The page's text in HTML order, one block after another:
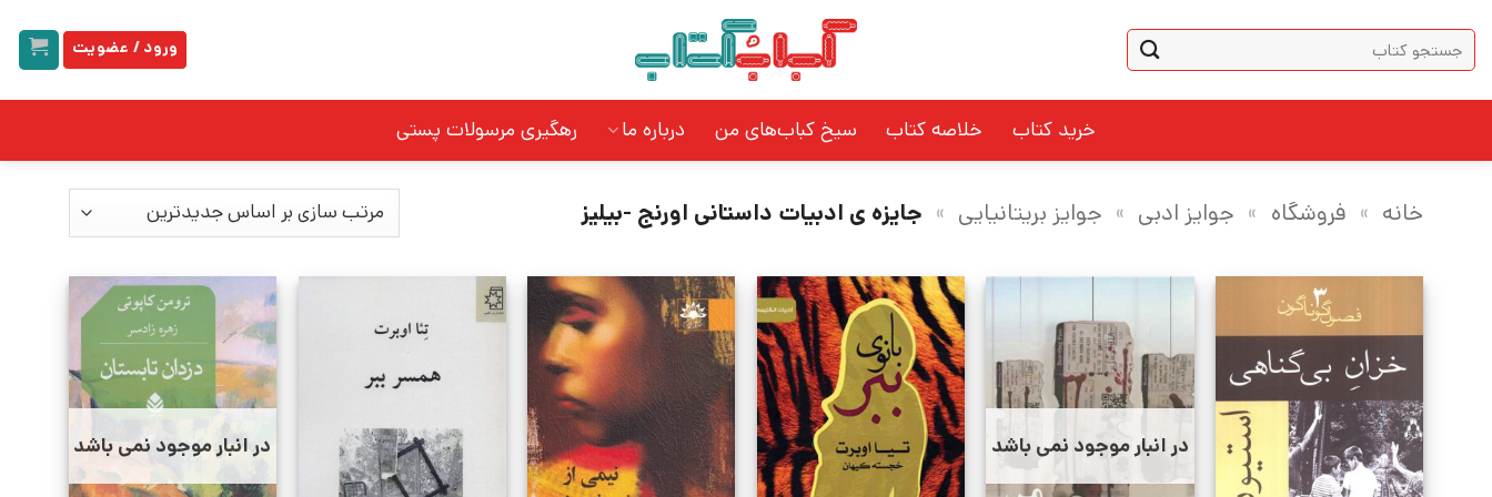
content
جستجو
برای:
ورود / عضویت
خرید کتاب خلاصه کتاب سیخ کباب‌های من درباره ما رهگیری مرسولات پستی
خانه » فروشگاه » جوایز ادبی » جوایز بریتانیایی » جایزه ی ادبیات داستانی اورنج -بیلیز
در انبار موجود نمی باشد در انبار موجود نمی باشد